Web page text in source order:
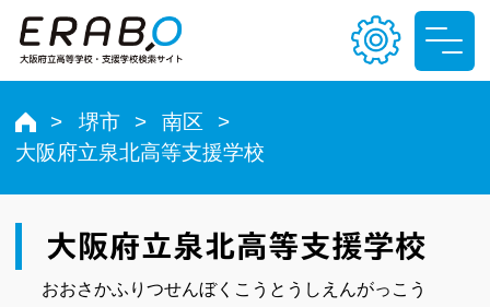
文字サイズ
堺市
南区
大阪府立泉北高等支援学校
大阪府立泉北高等支援学校
おおさかふりつせんぼくこうとうしえんがっこう